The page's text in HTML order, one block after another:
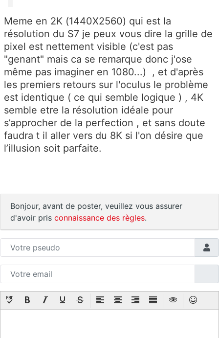
Meme en 2K (1440X2560) qui est la
résolution du S7 je peux vous dire la grille de
pixel est nettement visible (c'est pas
"genant" mais ca se remarque donc j'ose
même pas imaginer en 1080...) , et d'après
les premiers retours sur l'oculus le problème
est identique ( ce qui semble logique ) , 4K
semble etre la résolution idéale pour
s’approcher de la perfection , et sans doute
faudra t il aller vers du 8K si l'on désire que
l’illusion soit parfaite.
Bonjour, avant de poster, veuillez vous assurer
d'avoir pris connaissance des règles.